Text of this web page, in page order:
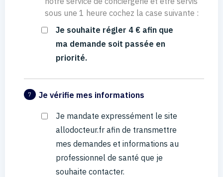
sous une 1 heure cochez la case suivante :
Je souhaite régler 4 € afin que
ma demande soit passée en
priorité.
7 Je vérifie mes informations
Je mandate expressément le site
allodocteur.fr afin de transmettre
mes demandes et informations au
professionnel de santé que je
souhaite contacter.